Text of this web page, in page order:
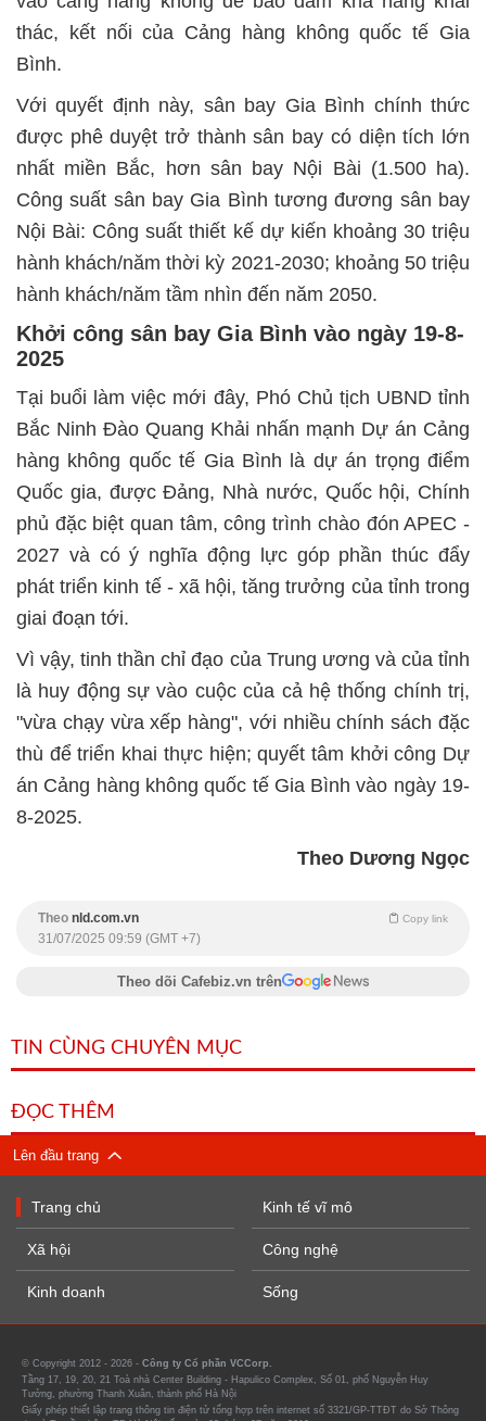
thác, kết nối của Cảng hàng không quốc tế Gia
Bình.
Với quyết định này, sân bay Gia Bình chính thức
được phê duyệt trở thành sân bay có diện tích lớn
nhất miền Bắc, hơn sân bay Nội Bài (1.500 ha).
Công suất sân bay Gia Bình tương đương sân bay
Nội Bài: Công suất thiết kế dự kiến khoảng 30 triệu
hành khách/năm thời kỳ 2021-2030; khoảng 50 triệu
hành khách/năm tầm nhìn đến năm 2050.
Khởi công sân bay Gia Bình vào ngày 19-8-
2025
Tại buổi làm việc mới đây, Phó Chủ tịch UBND tỉnh
Bắc Ninh Đào Quang Khải nhấn mạnh Dự án Cảng
hàng không quốc tế Gia Bình là dự án trọng điểm
Quốc gia, được Đảng, Nhà nước, Quốc hội, Chính
phủ đặc biệt quan tâm, công trình chào đón APEC -
2027 và có ý nghĩa động lực góp phần thúc đẩy
phát triển kinh tế - xã hội, tăng trưởng của tỉnh trong
giai đoạn tới.
Vì vậy, tinh thần chỉ đạo của Trung ương và của tỉnh
là huy động sự vào cuộc của cả hệ thống chính trị,
"vừa chạy vừa xếp hàng", với nhiều chính sách đặc
thù để triển khai thực hiện; quyết tâm khởi công Dự
án Cảng hàng không quốc tế Gia Bình vào ngày 19-
8-2025.
Theo Dương Ngọc
Theo nld.com.vn Copy link
31/07/2025 09:59 (GMT +7)
Theo dõi Cafebiz.vn trên
TIN CÙNG CHUYÊN MỤC
ĐỌC THÊM
Lên đầu trang
Trang chủ
Xã hội
Kinh doanh
Kinh tế vĩ mô
Công nghệ
Sống
© Copyright 2012 - 2026 - Công ty Cổ phần VCCorp.
Tầng 17, 19, 20, 21 Toà nhà Center Building - Hapulico Complex, Số 01, phố Nguyễn Huy
Tưởng, phường Thanh Xuân, thành phố Hà Nội
Giấy phép thiết lập trang thông tin điện tử tổng hợp trên internet số 3321/GP-TTĐT do Sở Thông